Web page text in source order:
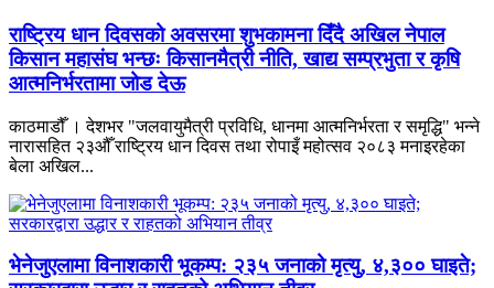
राष्ट्रिय धान दिवसको अवसरमा शुभकामना दिँदै अखिल नेपाल
किसान महासंघ भन्छः किसानमैत्री नीति, खाद्य सम्प्रभुता र कृषि
आत्मनिर्भरतामा जोड देऊ
काठमाडौँ । देशभर "जलवायुमैत्री प्रविधि, धानमा आत्मनिर्भरता र समृद्धि" भन्ने
नारासहित २३औँ राष्ट्रिय धान दिवस तथा रोपाइँ महोत्सव २०८३ मनाइरहेका
बेला अखिल...
भेनेजुएलामा विनाशकारी भूकम्प: २३५ जनाको मृत्यु, ४,३०० घाइते;